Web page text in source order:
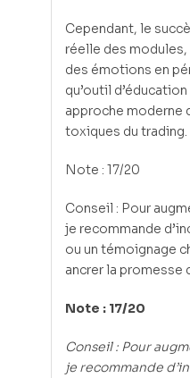
Cependant, le
réelle des
des émotions en
qu’outil
approche moderne
toxiques du trading.
Note : 17/20
Conseil : Pour
je recommande
ou un témoignage
ancrer la promesse
Note : 17/20
Conseil : Pour
je recommande